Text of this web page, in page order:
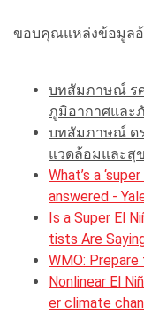
ขอบคุณแหล่งข้อมูลอ้
บทสัมภาษณ์ รศ
ภูมิอากาศและ
บทสัมภาษณ์ ด
แวดล้อมและสุ
What’s a
answered -
Is a Super El
tists Are
WMO:
Nonlinear El
er climate